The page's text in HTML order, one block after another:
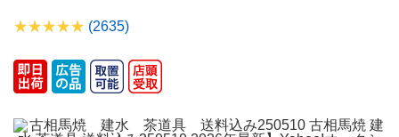
(2635)